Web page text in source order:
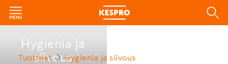
Hygienia ja
siivous
Tuotteet Hygienia ja siivous